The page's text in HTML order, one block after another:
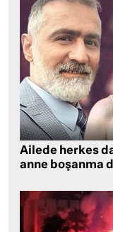
Ailede herkes
anne boşanma